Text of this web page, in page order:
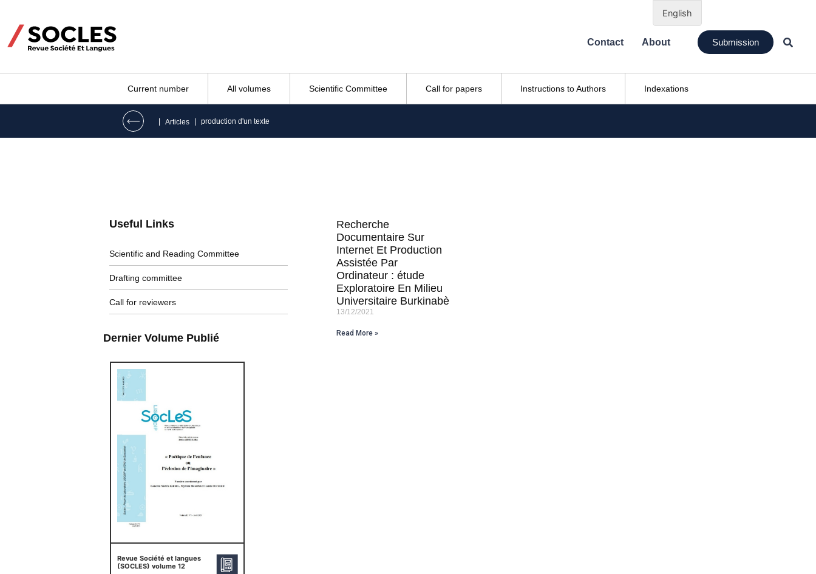
Contact About Submission
Current number All volumes Scientific Committee Call for papers Instructions to Authors Indexations
| Articles | production d'un texte
Useful Links
Scientific and Reading Committee
Drafting committee
Call for reviewers
Dernier Volume Publié
Revue Société et langues
(SOCLES) volume 12
Recherche
Documentaire Sur
Internet Et Production
Assistée Par
Ordinateur : étude
Exploratoire En Milieu
Universitaire Burkinabè
13/12/2021
Read More »
English